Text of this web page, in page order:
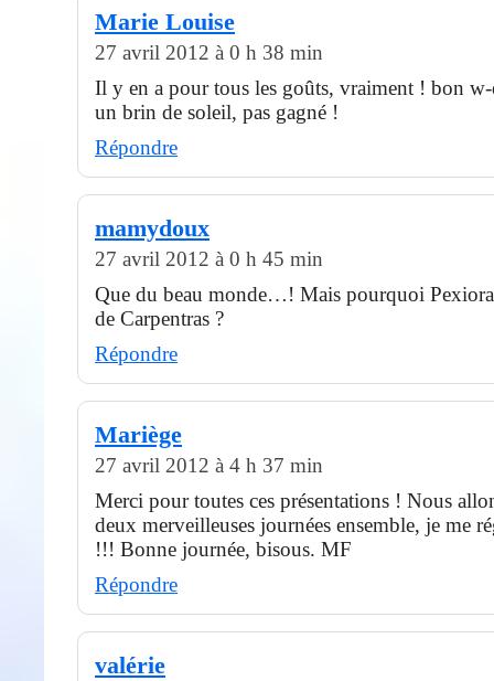
Marie Louise
27 avril 2012 à 0 h 38 min
Il y en a pour tous les goûts, vraiment ! bon w-
un brin de soleil, pas gagné !
Répondre
mamydoux
27 avril 2012 à 0 h 45 min
Que du beau monde…! Mais pourquoi Pexiora
de Carpentras ?
Répondre
Mariège
27 avril 2012 à 4 h 37 min
Merci pour toutes ces présentations ! Nous
deux merveilleuses journées ensemble, je me
!!! Bonne journée, bisous. MF
Répondre
valérie